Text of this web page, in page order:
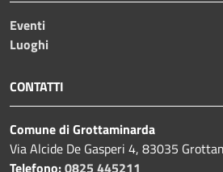
Eventi
Luoghi
CONTATTI
Comune di Grottaminarda
Via Alcide De Gasperi 4, 83035
Telefono:0825 445211